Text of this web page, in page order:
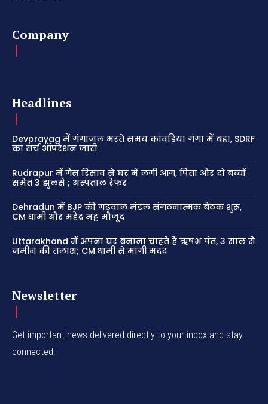
Company
Headlines
Devprayag में गंगाजल भरते समय कांवड़िया गंगा में बहा, SDRF
का सर्च ऑपरेशन जारी
Rudrapur में गैस रिसाव से घर में लगी आग, पिता और दो बच्चों
समेत 3 झुलसे ; अस्पताल रेफर
Dehradun में BJP की गढ़वाल मंडल संगठनात्मक बैठक शुरू,
CM धामी और महेंद्र भट्ट मौजूद
Uttarakhand में अपना घर बनाना चाहते हैं ऋषभ पंत, 3 साल से
जमीन की तलाश; CM धामी से मांगी मदद
Newsletter
Get important news delivered directly to your inbox and stay
connected!